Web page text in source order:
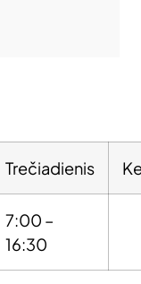
Trečiadienis
7:00 –
16:30